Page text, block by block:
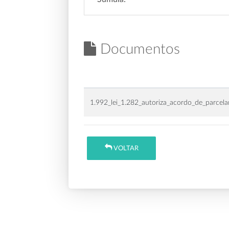
Documentos
VOLTAR